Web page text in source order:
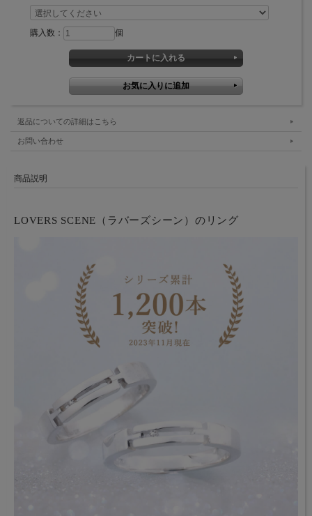
購入数： 個
返品についての詳細はこちら
お問い合わせ
商品説明
LOVERS SCENE（ラバーズシーン）のリング